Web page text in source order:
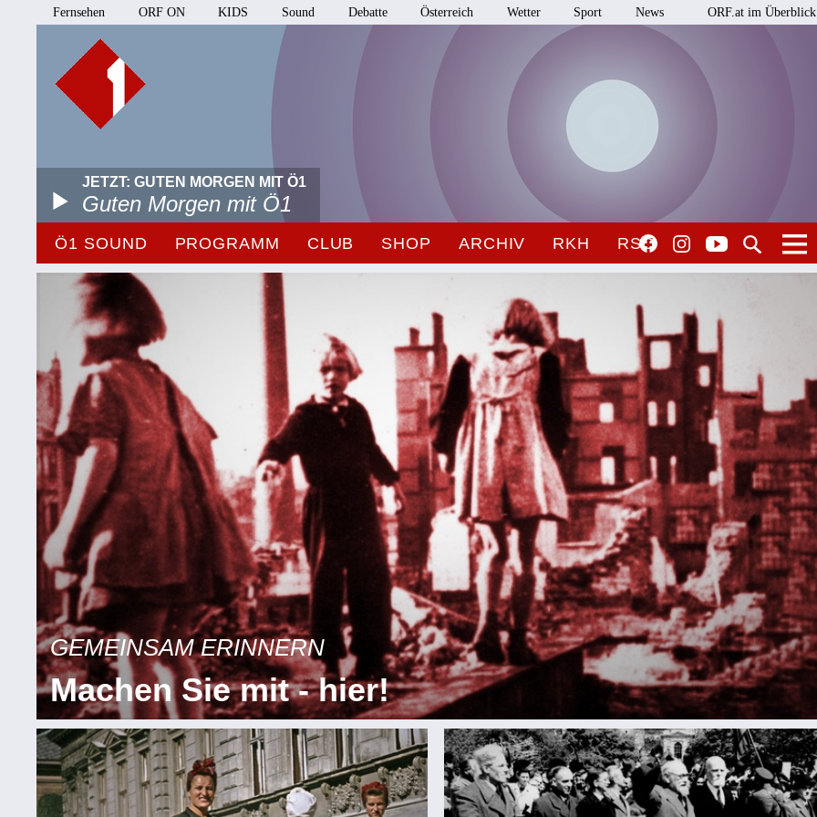
Fernsehen ORF ON KIDS Sound Debatte Österreich Wetter Sport News ORF.at im Überblick
JETZT: GUTEN MORGEN MIT Ö1
Guten Morgen mit Ö1
Ö1 SOUND PROGRAMM CLUB SHOP ARCHIV RKH RSO
GEMEINSAM ERINNERN
Machen Sie mit - hier!